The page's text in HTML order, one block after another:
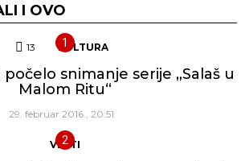
I OVO
13 Komentara
KULTURA
počelo snimanje serije „Salaš u
Malom Ritu“
29. februar 2016., 20:51
VESTI